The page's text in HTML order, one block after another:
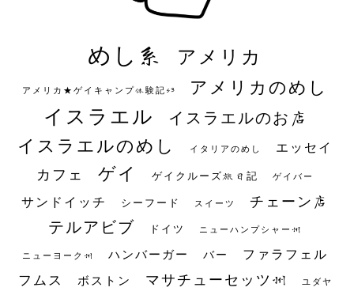
めし系 アメリカ
アメリカ★ゲイキャンプ体験記S3 アメリカのめし
イスラエル イスラエルのお店
イスラエルのめし イタリアのめし エッセイ
カフェ ゲイ ゲイクルーズ旅日記 ゲイバー
サンドイッチ シーフード スイーツ チェーン店
テルアビブ ドイツ ニューハンプシャー州
ニューヨーク州 ハンバーガー バー ファラフェル
フムス ボストン マサチューセッツ州 ユダヤ